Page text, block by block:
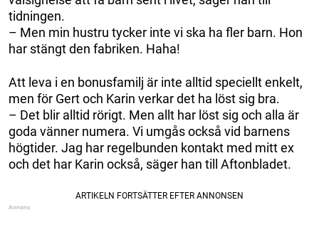
tidningen.
– Men min hustru tycker inte vi ska ha fler barn. Hon
har stängt den fabriken. Haha!
Att leva i en bonusfamilj är inte alltid speciellt enkelt,
men för Gert och Karin verkar det ha löst sig bra.
– Det blir alltid rörigt. Men allt har löst sig och alla är
goda vänner numera. Vi umgås också vid barnens
högtider. Jag har regelbunden kontakt med mitt ex
och det har Karin också, säger han till Aftonbladet.